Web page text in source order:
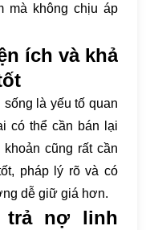
mà không chịu áp
ích và khả
là yếu tố quan
có thể cần bán lại
cũng rất cần
pháp lý rõ và có
dễ giữ giá hơn.
trả nợ linh